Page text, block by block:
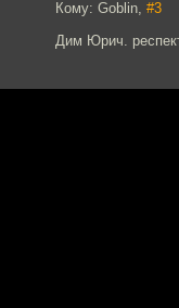
Кому: Goblin, #3
Дим Юрич.